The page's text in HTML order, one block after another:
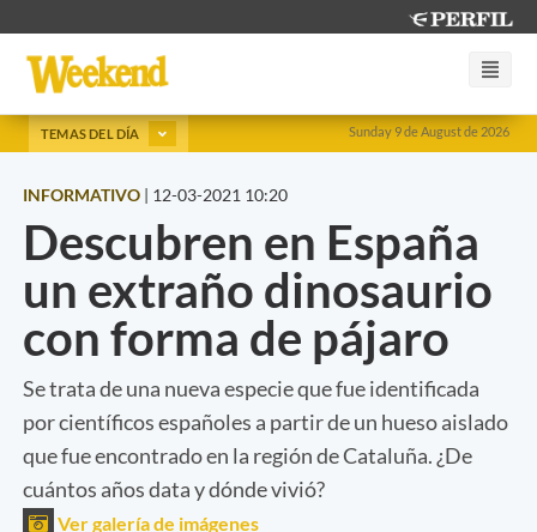
Sunday 9 de August de 2026
TEMAS DEL DÍA
INFORMATIVO | 12-03-2021 10:20
Descubren en España
un extraño dinosaurio
con forma de pájaro
Se trata de una nueva especie que fue identificada
por científicos españoles a partir de un hueso aislado
que fue encontrado en la región de Cataluña. ¿De
cuántos años data y dónde vivió?
Ver galería de imágenes